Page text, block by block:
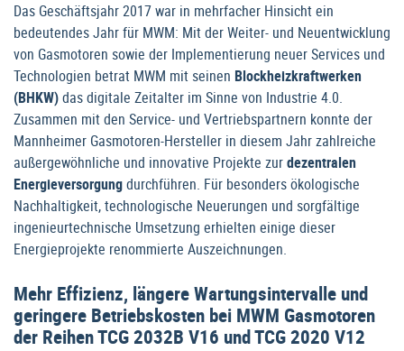
Das Geschäftsjahr 2017 war in mehrfacher Hinsicht ein
bedeutendes Jahr für MWM: Mit der Weiter- und Neuentwicklung
von Gasmotoren sowie der Implementierung neuer Services und
Technologien betrat MWM mit seinen Blockheizkraftwerken
(BHKW)das digitale Zeitalter im Sinne von Industrie 4.0.
Zusammen mit den Service- und Vertriebspartnern konnte der
Mannheimer Gasmotoren-Hersteller in diesem Jahr zahlreiche
außergewöhnliche und innovative Projekte zurdezentralen
Energieversorgungdurchführen. Für besonders ökologische
Nachhaltigkeit, technologische Neuerungen und sorgfältige
ingenieurtechnische Umsetzung erhielten einige dieser
Energieprojekte renommierte Auszeichnungen.
Mehr Effizienz, längere Wartungsintervalle und
geringere Betriebskosten bei MWM Gasmotoren
der Reihen TCG 2032B V16 und TCG 2020 V12